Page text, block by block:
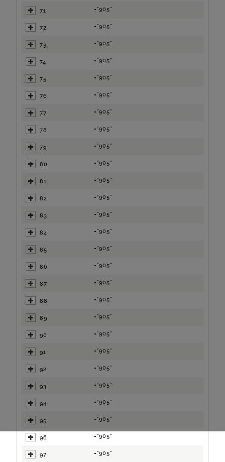
71 ="905"
72 ="905"
73 ="905"
74 ="905"
75 ="905"
76 ="905"
77 ="905"
78 ="905"
79 ="905"
80 ="905"
81 ="905"
82 ="905"
83 ="905"
84 ="905"
85 ="905"
86 ="905"
87 ="905"
88 ="905"
89 ="905"
90 ="905"
91 ="905"
92 ="905"
93 ="905"
94 ="905"
95 ="905"
96 ="905"
97 ="905"